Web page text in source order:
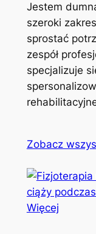
Jestem
szeroki
sprostać
zespół
specjalizuje
Zobacz
Więcej